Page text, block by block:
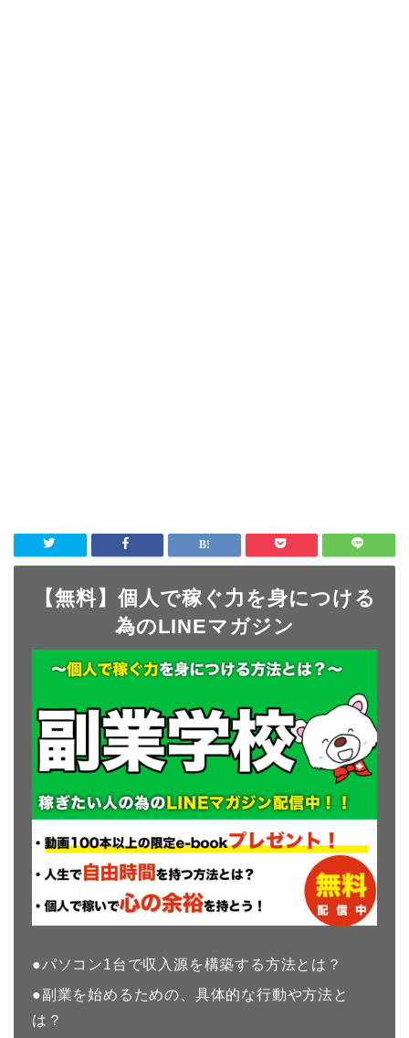
【無料】個人で稼ぐ力を身につける
為のLINEマガジン
●パソコン1台で収入源を構築する方法とは？
●副業を始めるための、具体的な行動や方法と
は？